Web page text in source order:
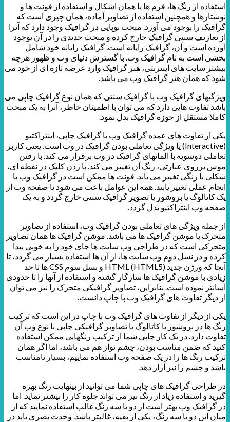
استفاده از رنگ ها، فرم ها یا همان اشکال و استفاده از فونت ها و
نوشتارها و همچنین استفاده از تصاویر آماده، همان چیزی است که
گرافیک را بوجود می آورد. مبحث نوپایی در گرافیک وجود دارد که آنرا
از تعاریف سنتی گرافیک خارج کرده و مبحث جدیدی را در آن بوجود
آورده است و آن، گرافیک رایانه است. گرافیک رایانه خود شامل
بخشی است به نام گرافیک وب. با گسترش دنیای وب و ظهور هرچه
بیشتر سایت های اینترنتی، هنر گرافیک وارد عرصه تازه ای از خود می
شود که همان هنر گرافیک وب می باشد.
ویژگیهای گرافیک وب با گرافیک سنتی که همان نوع گرافیک چاپی می
باشد تفاوت هایی دارد که می توان با اطمینان خاطر، آنرا به یک مبحث
کاملا مستقل از حوزه گرافیک بدل نمود.
یکی از تفاوت های عمده گرافیک وب با گرافیک چاپی، اینتراکتیو
(Interactive) یا ویژگی تعاملی بودن گرافیک در وب است. یعنی کاربر
تعاملی دوسویه با المانهای گرافیک در وب برقرار می کند. با رفتن
موس برروی عبارتی، رنگ آن تغییر می کند. با زدن کلیک در نقطه ای،
شکلی یا رنگی تغییر می یابد. فونت ها ممکن است در گرافیک وب با
انجام عملی تغییر یابند. همه این عوامل باعث می شود تا صفحه وب از
یک کاتالوگ یا بروشور یا تصویر گرافیک سنتی خارج گردد و به یک
صفحه وب اینتراکتیو بدل گردد.
از جمله ویژگی های تعاملی بودن گرافیک وب، استفاده از تصاویر
متحرک یا موشن گرافیک ها می باشد. موشن گرافیک ها همان تصاویر
متحرکی است که در طراحی وب سایت ها جای خود را به خوبی پیدا
کرده و در نسل دوم وب سایت ها، از آن ها استفاده بسیار می گردد، تا
آنجا که ورژن جدید HTML (HTML5) و نسل سوم CSS ها تا حد
زیادی با موشن گرافیک ها سازگار گشته و استفاده از آنها را تا حدودی
آسانتر نموده است. بنابراین، تصاویر گرافیکی متحرک را نیز می توان
از دیگر تفاوت های گرافیک وب با چاپ دانست.
یکی از دیگر از تفاوت های گرافیک وب با چاپ در این است که ترکیب
رنگ ها در بروشور یا کاتالوگ یا تصاویر گرافیکی چاپی با نوع وب آن
تفاوت دارد. در یک کار چاپی شما از ترکیب رنگهایی ممکن استفاده
کنید که ضمن مناسب بودن، چشم نواز هم می باشد، اما اگر همان
ترکیب رنگ ها را در یک صفحه وب استفاده نماییم، بسیار نامناسب
باشد و چشم را نیز آزار دهد.
در طراحی گرافیک های چاپی شما می توانید از بینهایت رنگ بهره
گیرید و استفاده زیاد از رنگ نیز می تواند جلوه کار را بیشتر نماید. اما
در گرافیک وب بهتر است از دو یا سه رنگ غالب استفاده نمایید که از
میان این دو یا سه رنگ، یکی از بقیه، غالبتر باشد. وحدت بصری باید در